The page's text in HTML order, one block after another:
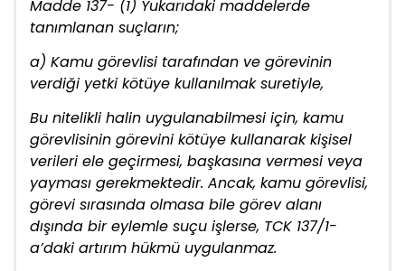
Madde 137- (1) Yukarıdaki maddelerde
tanımlanan suçların;
a) Kamu görevlisi tarafından ve görevinin
verdiği yetki kötüye kullanılmak suretiyle,
Bu nitelikli halin uygulanabilmesi için, kamu
görevlisinin görevini kötüye kullanarak kişisel
verileri ele geçirmesi, başkasına vermesi veya
yayması gerekmektedir. Ancak, kamu görevlisi,
görevi sırasında olmasa bile görev alanı
dışında bir eylemle suçu işlerse, TCK 137/1-
a’daki artırım hükmü uygulanmaz.